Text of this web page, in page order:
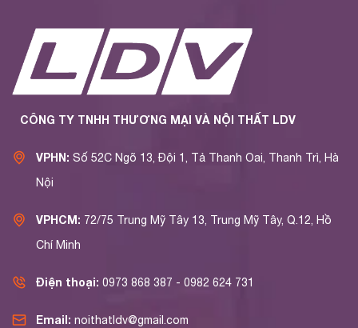
CÔNG TY TNHH THƯƠNG MẠI VÀ NỘI THẤT LDV
VPHN: Số 52C Ngõ 13, Đội 1, Tả Thanh Oai, Thanh Trì, Hà
Nội
VPHCM: 72/75 Trung Mỹ Tây 13, Trung Mỹ Tây, Q.12, Hồ
Chí Minh
Điện thoại: 0973 868 387 - 0982 624 731
Email: noithatldv@gmail.com